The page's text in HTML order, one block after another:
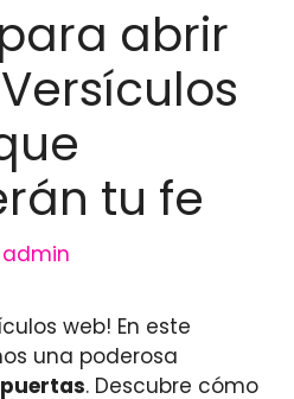
abrir
tu fe
admin
web! En este
una poderosa
. Descubre cómo